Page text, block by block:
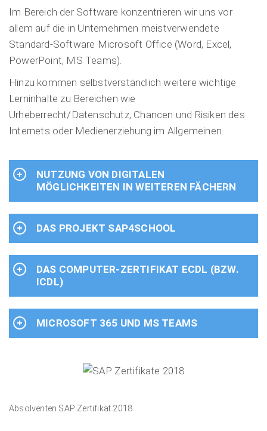
Im Bereich der Software konzentrieren wir uns vor
allem auf die in Unternehmen meistverwendete
Standard-Software Microsoft Office (Word, Excel,
PowerPoint, MS Teams).
Hinzu kommen selbstverständlich weitere wichtige
Lerninhalte zu Bereichen wie
Urheberrecht/Datenschutz, Chancen und Risiken des
Internets oder Medienerziehung im Allgemeinen.
NUTZUNG VON DIGITALEN
MÖGLICHKEITEN IN WEITEREN FÄCHERN
DAS PROJEKT SAP4SCHOOL
DAS COMPUTER-ZERTIFIKAT ECDL (BZW.
ICDL)
MICROSOFT 365 UND MS TEAMS
Absolventen SAP Zertifikat 2018